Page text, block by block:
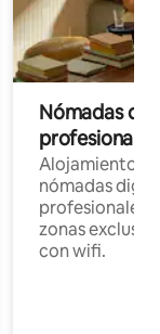
Nómadas
Alojamientos
nómadas
profesionales
zonas
con wifi.